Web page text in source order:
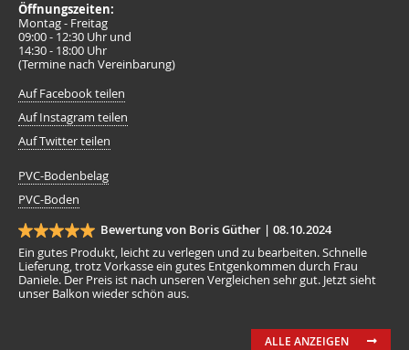
Öffnungszeiten:
Montag - Freitag
09:00 - 12:30 Uhr und
14:30 - 18:00 Uhr
(Termine nach Vereinbarung)
Auf Facebook teilen
Auf Instagram teilen
Auf Twitter teilen
PVC-Bodenbelag
PVC-Boden
Bewertung von Boris Güther | 08.10.2024
Ein gutes Produkt, leicht zu verlegen und zu bearbeiten. Schnelle
Lieferung, trotz Vorkasse ein gutes Entgenkommen durch Frau
Daniele. Der Preis ist nach unseren Vergleichen sehr gut. Jetzt sieht
unser Balkon wieder schön aus.
ALLE ANZEIGEN